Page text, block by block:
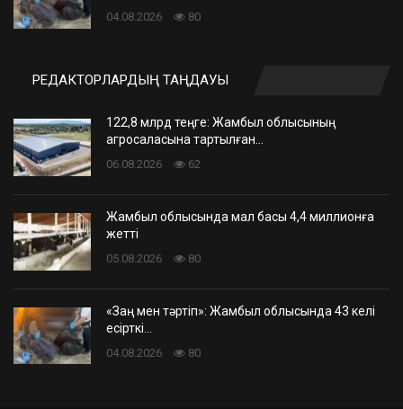
04.08.2026 80
РЕДАКТОРЛАРДЫҢ ТАҢДАУЫ
122,8 млрд теңге: Жамбыл облысының
агросаласына тартылған…
06.08.2026 62
Жамбыл облысында мал басы 4,4 миллионға
жетті
05.08.2026 80
«Заң мен тәртіп»: Жамбыл облысында 43 келі
есірткі…
04.08.2026 80